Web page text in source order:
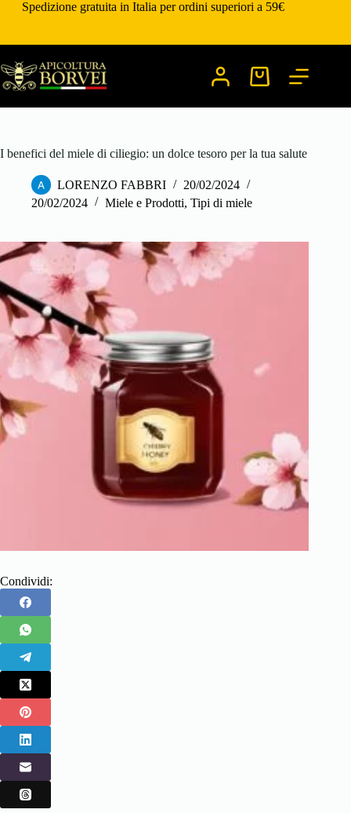
SaltaSpedizione gratuita in Italia per ordini superiori a 59€
Carrello
I benefici del miele di ciliegio: un dolce tesoro per la tua salute
LORENZO FABBRI
20/02/2024
20/02/2024
Miele e Prodotti, Tipi di miele
Condividi: